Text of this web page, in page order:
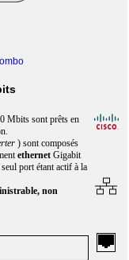
Mbits sont prêts en
) sont composés
ethernetGigabit
port étant actif à la
non